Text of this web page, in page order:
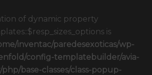
of dynamic property
is
inventac/paredesexoticas/wp-
config-templatebuilder/avia-
base-classes/class-popup-